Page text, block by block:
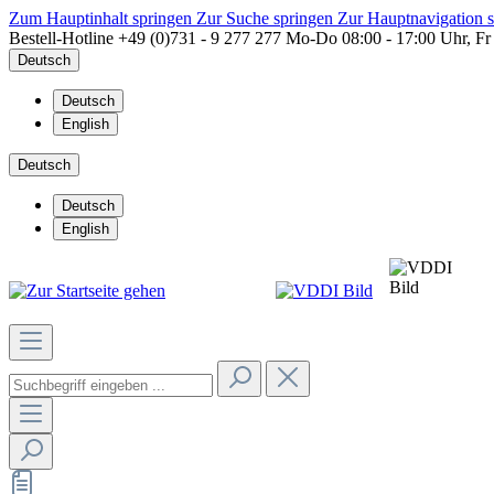
Zum Hauptinhalt springen Zur Suche springen Zur Hauptnavigation
Bestell-Hotline +49 (0)731 - 9 277 277 Mo-Do 08:00 - 17:00 Uhr,
Deutsch
Deutsch
English
Deutsch
Deutsch
English